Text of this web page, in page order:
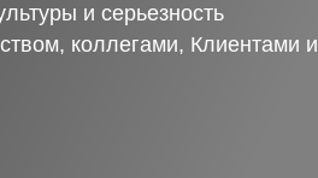
и серьезность
коллегами, Клиентами и